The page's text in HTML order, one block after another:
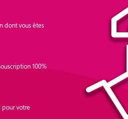
dont vous êtes
100%
pour votre